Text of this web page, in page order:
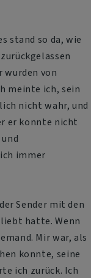
stand so da, wie
wurden von
meinte ich, sein
nicht wahr, und
er konnte nicht
immer
Sender mit den
hatte. Wenn
Mir war, als
konnte, seine
ich zurück. Ich